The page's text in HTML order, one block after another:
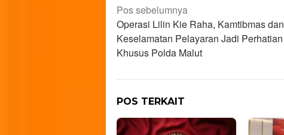
Navigasi
pos
Pos sebelumnya
Operasi Lilin Kie Raha, Kamtibmas dan
Keselamatan Pelayaran Jadi Perhatian
Khusus Polda Malut
POS TERKAIT